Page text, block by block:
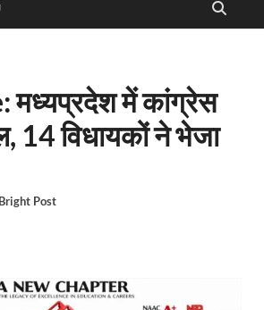
मध्यप्रदेश में कांग्रेस
14 विधायकों ने भेजा
Bright Post